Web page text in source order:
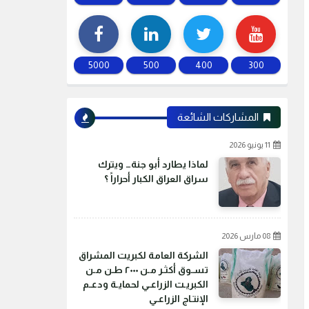
300
400
500
5000
المشاركات الشائعة
11 يونيو 2026
لماذا يطارد أبو جنة… ويترك
سراق العراق الكبار أحراراً ؟
08 مارس 2026
الشركة العامة لكبريت المشراق
تسـوق أكثـر مـن ٢٠٠٠ طـن مـن
الكبريـت الزراعـي لحمايـة ودعـم
الإنتـاج الزراعـي